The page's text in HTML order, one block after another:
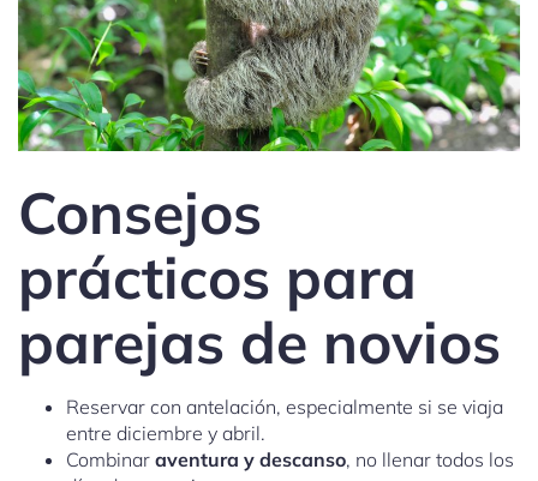
Consejos
prácticos para
parejas de novios
Reservar con antelación, especialmente si se viaja
entre diciembre y abril.
Combinar aventura y descanso, no llenar todos los